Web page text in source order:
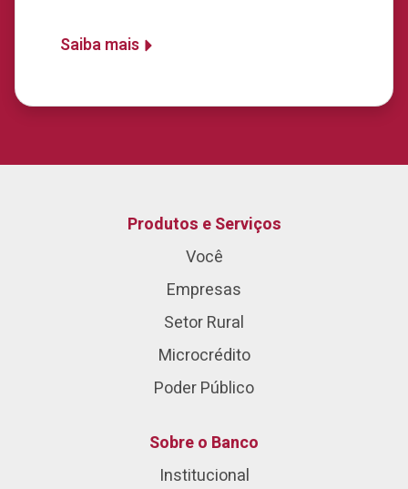
Saiba mais
Produtos e Serviços
Você
Empresas
Setor Rural
Microcrédito
Poder Público
Sobre o Banco
Institucional